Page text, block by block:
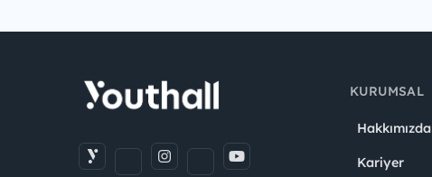
KURUMSAL
Hakkımızda
Kariyer